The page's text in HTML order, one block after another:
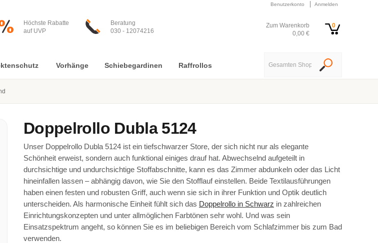
Benutzerkonto Anmelden
Höchste Rabatte
auf UVP
Beratung
030 - 12074216
Zum Warenkorb
0,00 €
0
Vorhänge Schiebegardinen Raffrollos
Doppelrollo Dubla 5124
Unser Doppelrollo Dubla 5124 ist ein tiefschwarzer Store, der sich nicht nur als elegante
Schönheit erweist, sondern auch funktional einiges drauf hat. Abwechselnd aufgeteilt in
durchsichtige und undurchsichtige Stoffabschnitte, kann es das Zimmer abdunkeln oder das Licht
hineinfallen lassen – abhängig davon, wie Sie den Stofflauf einstellen. Beide Textilausführungen
haben einen festen und robusten Griff, auch wenn sie sich in ihrer Funktion und Optik deutlich
unterscheiden. Als harmonische Einheit fühlt sich das Doppelrollo in Schwarz in zahlreichen
Einrichtungskonzepten und unter allmöglichen Farbtönen sehr wohl. Und was sein
Einsatzspektrum angeht, so können Sie es im beliebigen Bereich vom Schlafzimmer bis zum Bad
verwenden.